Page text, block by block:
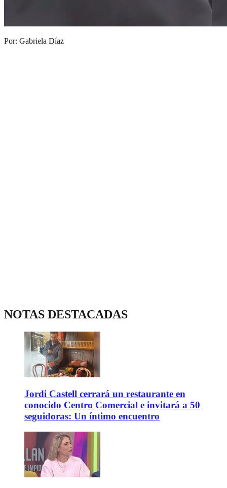
Por: Gabriela Díaz
NOTAS DESTACADAS
Jordi Castell cerrará un restaurante en
conocido Centro Comercial e invitará a 50
seguidoras: Un íntimo encuentro